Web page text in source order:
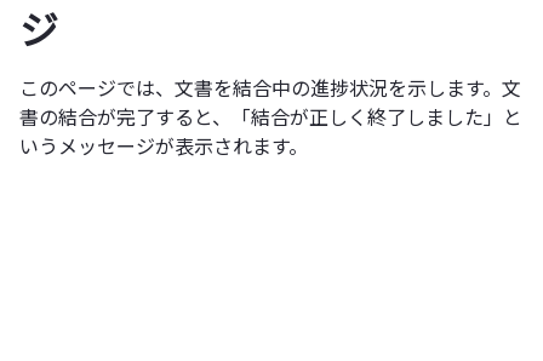
ジ
このページでは、文書を結合中の進捗状況を示します。文
書の結合が完了すると、「結合が正しく終了しました」と
いうメッセージが表示されます。